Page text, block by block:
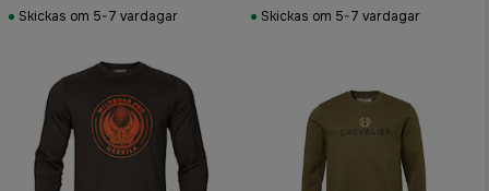
Skickas om 5-7 vardagar
Skickas om 5-7 vardagar